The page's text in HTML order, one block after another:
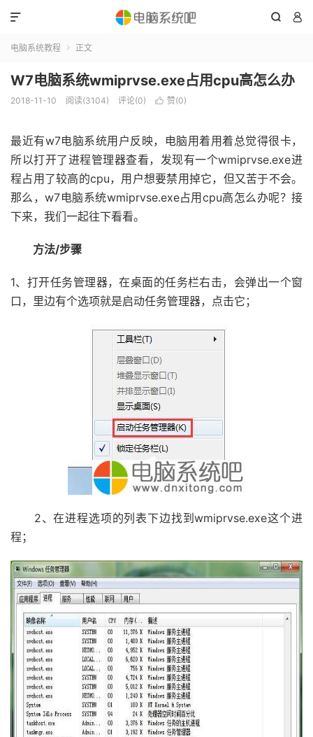
 

电脑系统教程  正文
W7电脑系统wmiprvse.exe占用cpu高怎么办
2018-11-10 阅读(3104) 评论(0)  赞(0)
最近有w7电脑系统用户反映，电脑用着用着总觉得很卡，
所以打开了进程管理器查看，发现有一个wmiprvse.exe进
程占用了较高的cpu，用户想要禁用掉它，但又苦于不会。
那么，w7电脑系统wmiprvse.exe占用cpu高怎么办呢？接
下来，我们一起往下看看。
方法/步骤
1、打开任务管理器，在桌面的任务栏右击，会弹出一个窗
口，里边有个选项就是启动任务管理器，点击它；
2、在进程选项的列表下边找到wmiprvse.exe这个进
程；